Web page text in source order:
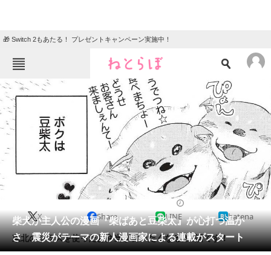
🎁 Switch 2もあたる！ プレゼントキャンペーン実施中！
ねとらぼメニュー
TOP ニュース
エンタメ クイズ
グルメ 地域
住まい 教育・育児
リサーチ
会員記事
メディア
柴犬が主人公の漫画『柴ばあと豆柴太』が心打つ温か
さ 震災がテーマの新人漫画家による連載がスタート
X Share LINE hatena
東北のシラスを使ったお弁当が食べたくなる第1話です！